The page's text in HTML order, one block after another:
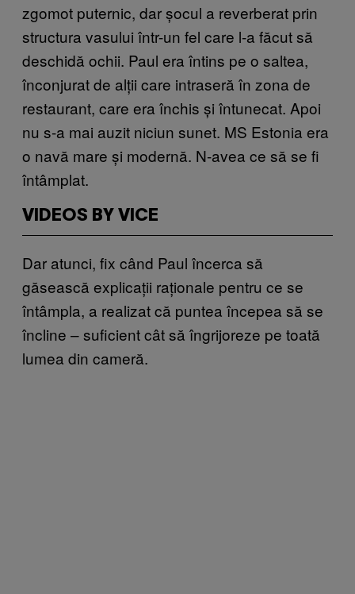
zgomot puternic, dar șocul a reverberat prin
structura vasului într-un fel care l-a făcut să
deschidă ochii. Paul era întins pe o saltea,
înconjurat de alții care intraseră în zona de
restaurant, care era închis și întunecat. Apoi
nu s-a mai auzit niciun sunet. MS Estonia era
o navă mare și modernă. N-avea ce să se fi
întâmplat.
VIDEOS BY VICE
Dar atunci, fix când Paul încerca să
găsească explicații raționale pentru ce se
întâmpla, a realizat că puntea începea să se
încline – suficient cât să îngrijoreze pe toată
lumea din cameră.